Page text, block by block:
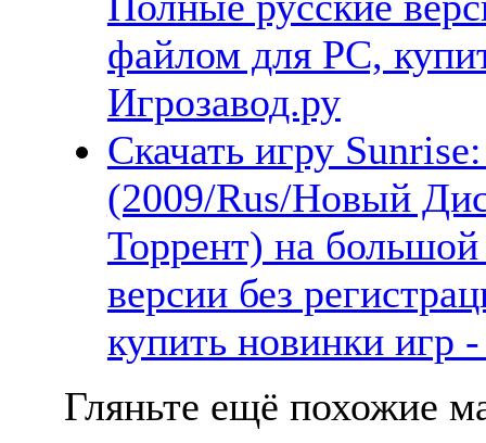
файлом для PC,
Игрозавод.ру
Скачать игру
(2009/Rus/Новый
Торрент) на
версии без
купить новинки игр
Гляньте ещё похожие